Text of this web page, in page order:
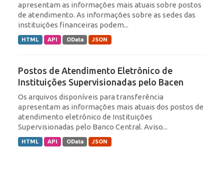
apresentam as informações mais atuais sobre postos
de atendimento. As informações sobre as sedes das
instituições financeiras podem...
HTML API OData JSON
Postos de Atendimento Eletrônico de
Instituições Supervisionadas pelo Bacen
Os arquivos disponíveis para transferência
apresentam as informações mais atuais dos postos de
atendimento eletrônico de Instituições
Supervisionadas pelo Banco Central. Aviso...
HTML API OData JSON